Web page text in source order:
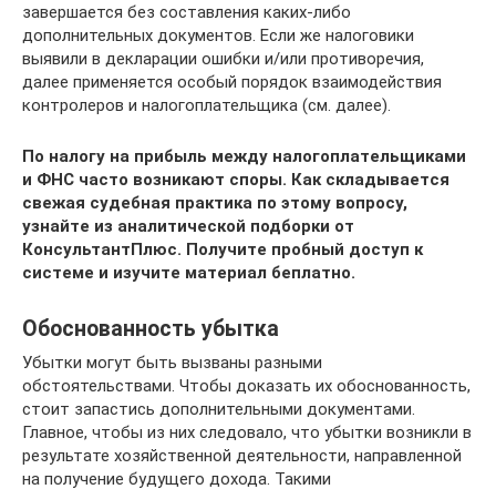
завершается без составления каких-либо
дополнительных документов. Если же налоговики
выявили в декларации ошибки и/или противоречия,
далее применяется особый порядок взаимодействия
контролеров и налогоплательщика (см. далее).
По налогу на прибыль между налогоплательщиками
и ФНС часто возникают споры. Как складывается
свежая судебная практика по этому вопросу,
узнайте из аналитической подборки от
КонсультантПлюс. Получите пробный доступ к
системе и изучите материал беплатно.
Обоснованность убытка
Убытки могут быть вызваны разными
обстоятельствами. Чтобы доказать их обоснованность,
стоит запастись дополнительными документами.
Главное, чтобы из них следовало, что убытки возникли в
результате хозяйственной деятельности, направленной
на получение будущего дохода. Такими